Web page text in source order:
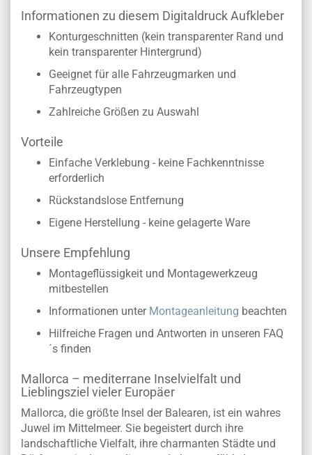
Informationen zu diesem Digitaldruck Aufkleber
Konturgeschnitten (kein transparenter Rand und
kein transparenter Hintergrund)
Geeignet für alle Fahrzeugmarken und
Fahrzeugtypen
Zahlreiche Größen zu Auswahl
Vorteile
Einfache Verklebung - keine Fachkenntnisse
erforderlich
Rückstandslose Entfernung
Eigene Herstellung - keine gelagerte Ware
Unsere Empfehlung
Montageflüssigkeit und Montagewerkzeug
mitbestellen
Informationen unter Montageanleitung beachten
Hilfreiche Fragen und Antworten in unseren FAQ
´s finden
Mallorca – mediterrane Inselvielfalt und
Lieblingsziel vieler Europäer
Mallorca, die größte Insel der Balearen, ist ein wahres
Juwel im Mittelmeer. Sie begeistert durch ihre
landschaftliche Vielfalt, ihre charmanten Städte und